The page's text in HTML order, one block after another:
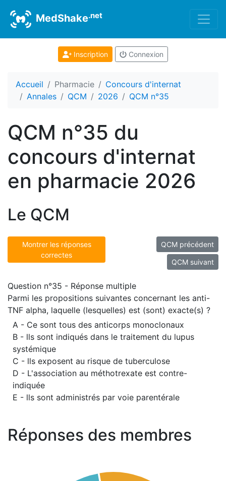
MedShake.net
Inscription Connexion
Accueil Pharmacie
Concours d'internat
Annales
QCM 2026 QCM n°35
QCM n°35 du
concours d'internat
en pharmacie 2026
Le QCM
Montrer les réponses
correctes
QCM précédent
QCM suivant
Question n°35 - Réponse multiple
Parmi les propositions suivantes concernant les anti-
TNF alpha, laquelle (lesquelles) est (sont) exacte(s) ?
A - Ce sont tous des anticorps monoclonaux
B - lls sont indiqués dans le traitement du lupus
systémique
C - lls exposent au risque de tuberculose
D - L'association au méthotrexate est contre-
indiquée
E - lls sont administrés par voie parentérale
Réponses des membres